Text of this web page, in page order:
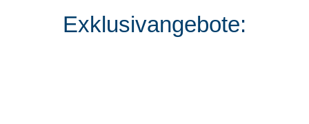
Exklusivangebote: